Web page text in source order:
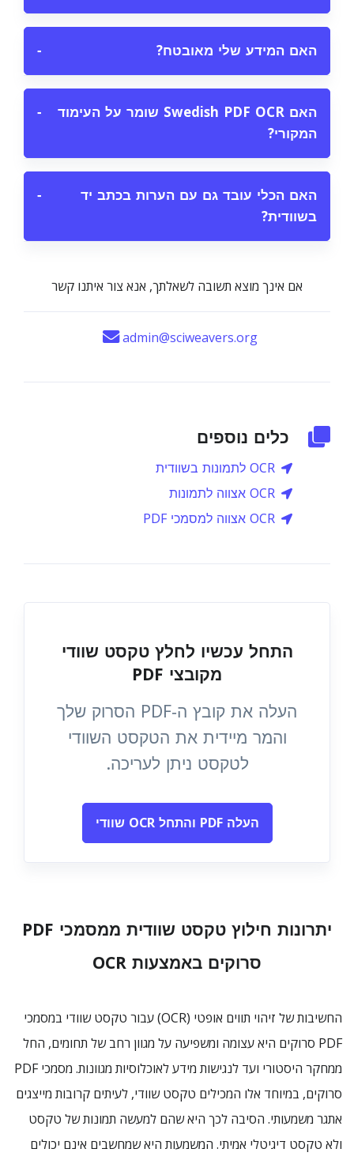
האם המידע שלי מאובטח? −
האם Swedish PDF OCR שומר על העימוד
המקורי?
−
האם הכלי עובד גם עם הערות בכתב יד
בשוודית?
−
אם אינך מוצא תשובה לשאלתך, אנא צור איתנו קשר
admin@sciweavers.org
כלים נוספים
OCR לתמונות בשוודית
OCR אצווה לתמונות
OCR אצווה למסמכי PDF
התחל עכשיו לחלץ טקסט שוודי
מקובצי PDF
העלה את קובץ ה‑PDF הסרוק שלך
והמר מיידית את הטקסט השוודי
לטקסט ניתן לעריכה.
העלה PDF והתחל OCR שוודי
יתרונות חילוץ טקסט שוודית ממסמכי PDF
סרוקים באמצעות OCR
החשיבות של זיהוי תווים אופטי (OCR) עבור טקסט שוודי במסמכי
PDF סרוקים היא עצומה ומשפיעה על מגוון רחב של תחומים, החל
ממחקר היסטורי ועד לנגישות מידע לאוכלוסיות מגוונות. מסמכי PDF
סרוקים, במיוחד אלו המכילים טקסט שוודי, לעיתים קרובות מייצגים
אתגר משמעותי. הסיבה לכך היא שהם למעשה תמונות של טקסט
ולא טקסט דיגיטלי אמיתי. המשמעות היא שמחשבים אינם יכולים